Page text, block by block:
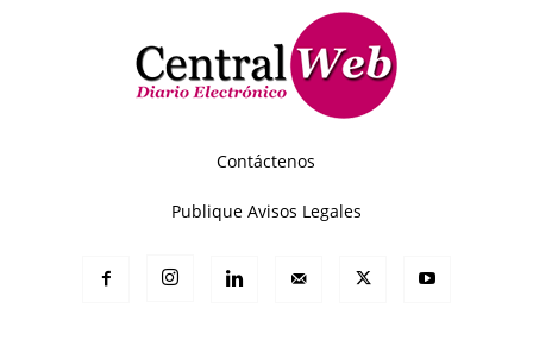
Contáctenos
Publique Avisos Legales